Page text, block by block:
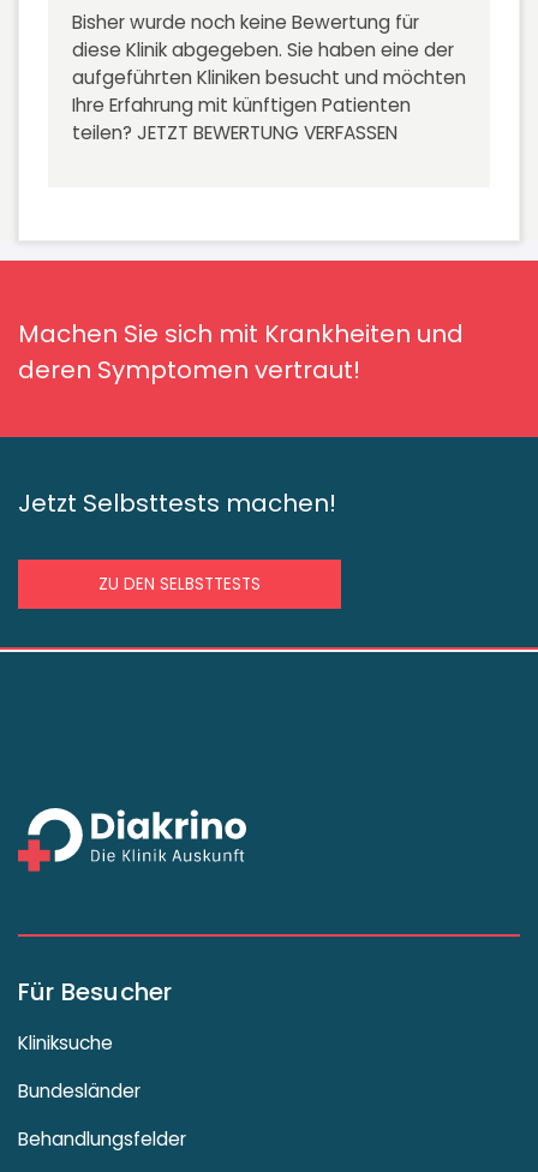
Bisher wurde noch keine Bewertung für
diese Klinik abgegeben. Sie haben eine der
aufgeführten Kliniken besucht und möchten
Ihre Erfahrung mit künftigen Patienten
teilen? JETZT BEWERTUNG VERFASSEN
Machen Sie sich mit Krankheiten und
deren Symptomen vertraut!
Jetzt Selbsttests machen!
ZU DEN SELBSTTESTS
Für Besucher
Kliniksuche
Bundesländer
Behandlungsfelder